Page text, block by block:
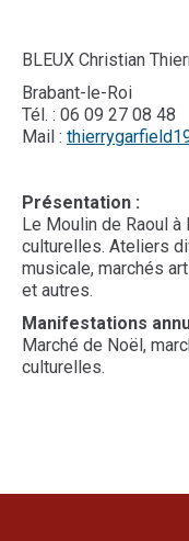
BLEUX Christian
Brabant-le-Roi
Tél. : 06 09 27 08 48
Mail :
Présentation :
Le Moulin de Raoul
culturelles. Ateliers
musicale, marchés
et autres.
Manifestations
Marché de Noël,
culturelles.